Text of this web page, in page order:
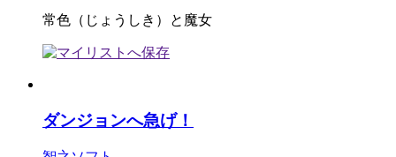
常色（じょうしき）と魔女
ダンジョンへ急げ！